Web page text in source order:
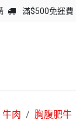
滿$500免運費
牛肉 胸腹肥牛